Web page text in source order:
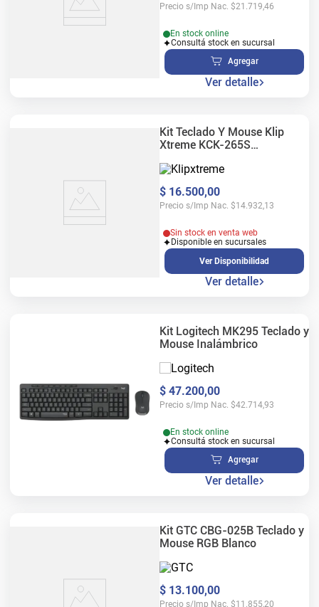
Precio s/Imp Nac. $21.719,46
En stock online
Consultá stock en sucursal
Agregar
Ver detalle
Kit Teclado Y Mouse Klip
Xtreme KCK-265S
$ 16.500,00
Precio s/Imp Nac. $14.932,13
Sin stock en venta web
Disponible en sucursales
Ver Disponibilidad
Ver detalle
Kit Logitech MK295 Teclado y
Mouse Inalámbrico
$ 47.200,00
Precio s/Imp Nac. $42.714,93
En stock online
Consultá stock en sucursal
Agregar
Ver detalle
Kit GTC CBG-025B Teclado y
Mouse RGB Blanco
$ 13.100,00
Precio s/Imp Nac. $11.855,20